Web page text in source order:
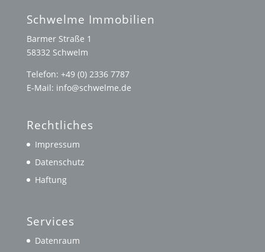
Schwelme Immobilien
Barmer Straße 1
58332 Schwelm
Telefon: +49 (0) 2336 7787
E-Mail: info@schwelme.de
Rechtliches
Impressum
Datenschutz
Haftung
Services
Datenraum